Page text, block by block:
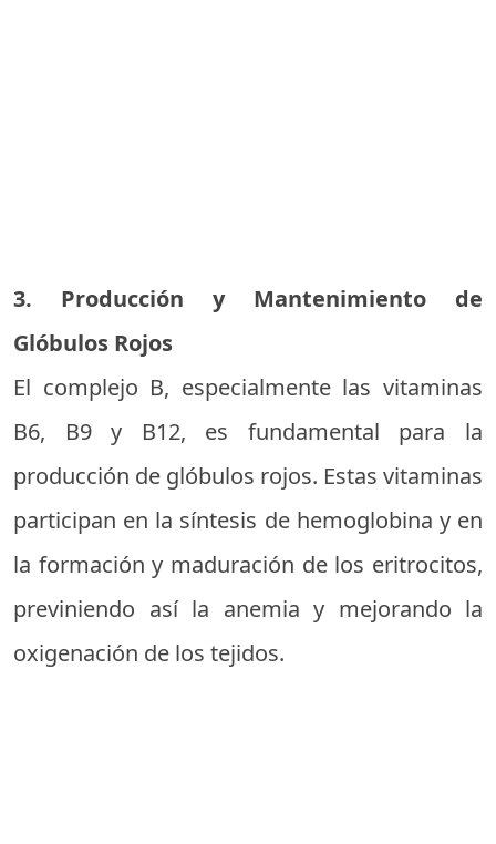
3. Producción y Mantenimiento de
Glóbulos Rojos
El complejo B, especialmente las vitaminas
B6, B9 y B12, es fundamental para la
producción de glóbulos rojos. Estas vitaminas
participan en la síntesis de hemoglobina y en
la formación y maduración de los eritrocitos,
previniendo así la anemia y mejorando la
oxigenación de los tejidos.